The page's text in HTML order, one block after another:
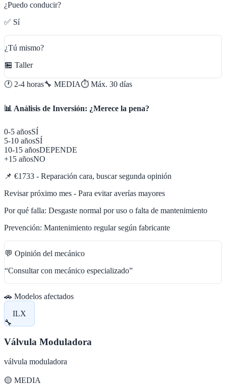
¿Puedo conducir?
✅ Sí
¿Tú mismo?
🏪 Taller
🕐 2-4 horas🔧 MEDIA⏱️ Máx. 30 días
📊 Análisis de Inversión: ¿Merece la pena?
0-5 añosSÍ
5-10 añosSÍ
10-15 añosDEPENDE
+15 añosNO
📌 €1733 - Reparación cara, buscar segunda opinión
Revisar próximo mes - Para evitar averías mayores
Por qué falla: Desgaste normal por uso o falta de mantenimiento
Prevención: Mantenimiento regular según fabricante
💬 Opinión del mecánico
“Consultar con mecánico especializado”
🚗 Modelos afectados
ILX
🔧
Válvula Moduladora
válvula moduladora
🟡 MEDIA